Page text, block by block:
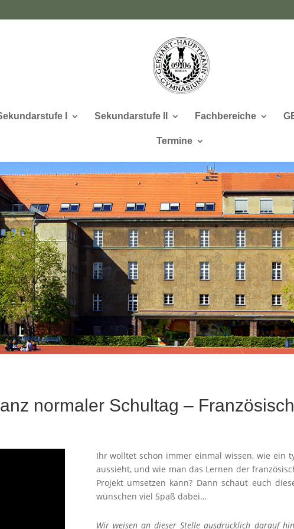
I Sekundarstufe II Fachbereiche
Termine
normaler Schultag –
Ihr wolltet schon immer einmal wissen, wie ein
aussieht, und wie man das Lernen der
Projekt umsetzen kann? Dann schaut euch
wünschen viel Spaß dabei…
Wir weisen an dieser Stelle ausdrücklich darauf